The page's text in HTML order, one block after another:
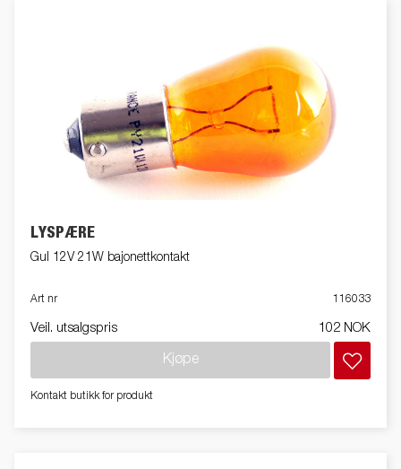
LYSPÆRE
Gul 12V 21W bajonettkontakt
Art nr 116033
Veil. utsalgspris 102 NOK
Kjøpe
Kontakt butikk for produkt